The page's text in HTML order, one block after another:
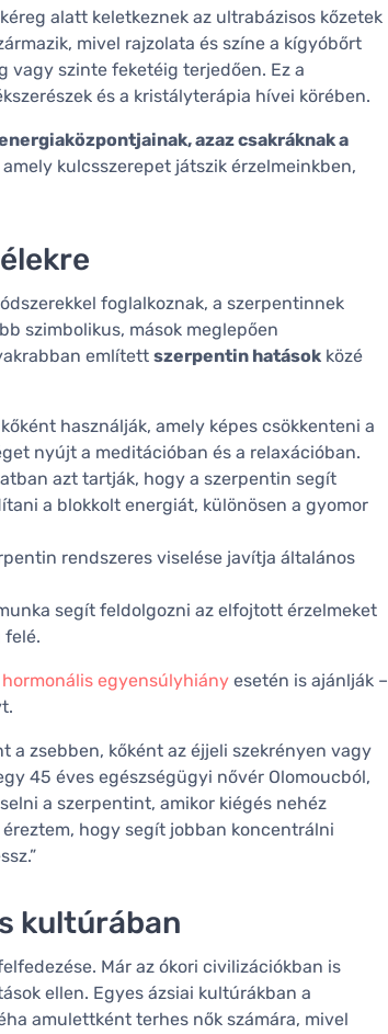
alatt keletkeznek az ultrabázisos kőzetek
mivel rajzolata és színe a kígyóbőrt
vagy szinte feketéig terjedően. Ez a
és a kristályterápia hívei körében.
azaz csakráknak a
kulcsszerepet játszik érzelmeinkben,
foglalkoznak, a szerpentinnek
szimbolikus, mások meglepően
említett szerpentin hatások közé
használják, amely képes csökkenteni a
nyújt a meditációban és a relaxációban.
azt tartják, hogy a szerpentin segít
a blokkolt energiát, különösen a gyomor
rendszeres viselése javítja általános
segít feldolgozni az elfojtott érzelmeket
felé.
hormonális egyensúlyhiány esetén is ajánlják –
zsebben, kőként az éjjeli szekrényen vagy
45 éves egészségügyi nővér Olomoucból,
a szerpentint, amikor kiégés nehéz
hogy segít jobban koncentrálni
kultúrában
Már az ókori civilizációkban is
ellen. Egyes ázsiai kultúrákban a
amulettként terhes nők számára, mivel